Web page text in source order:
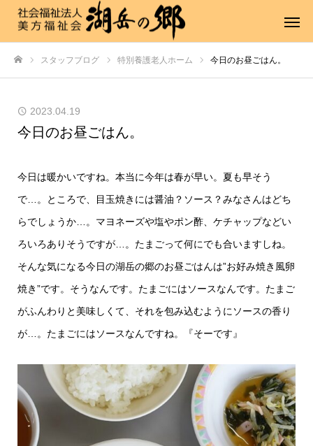
スタッフブログ 特別養護老人ホーム 今日のお昼ごはん。
2023.04.19
今日のお昼ごはん。
今日は暖かいですね。本当に今年は春が早い。夏も早そう
で…。ところで、目玉焼きには醤油？ソース？みなさんはどち
らでしょうか…。マヨネーズや塩やポン酢、ケチャップなどい
ろいろありそうですが…。たまごって何にでも合いますしね。
そんな気になる今日の湖岳の郷のお昼ごはんは”お好み焼き風卵
焼き”です。そうなんです。たまごにはソースなんです。たまご
がふんわりと美味しくて、それを包み込むようにソースの香り
が…。たまごにはソースなんですね。『そーです』